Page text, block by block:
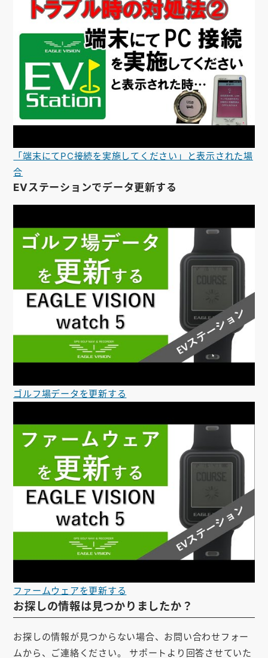
「端末にてPC接続を実施してください」と表示された場
合
EVステーションでデータ更新する
ゴルフ場データを更新する
ファームウェアを更新する
お探しの情報は見つかりましたか？
お探しの情報が見つからない場合、お問い合わせフォー
ムから、ご連絡ください。 サポートより回答させていた